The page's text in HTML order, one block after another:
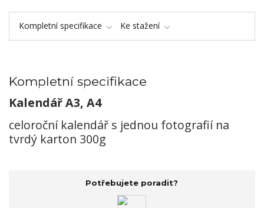
Kompletní specifikace Ke stažení
Kompletní specifikace
Kalendář A3, A4
celoroční kalendář s jednou fotografií na
tvrdý karton 300g
Potřebujete poradit?